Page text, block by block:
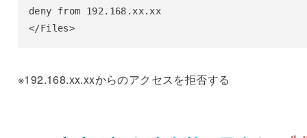
deny from 192.168.xx.xx
</Files>
※192.168.xx.xxからのアクセスを拒否する